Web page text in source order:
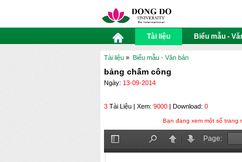
Tài liệu Biểu mẫu -
Tài liệu » Biểu mẫu - Văn bản
bảng chấm công
Ngày: 13-09-2014
3 Tài Liệu | Xem: 9000 | Download: 0
Bạn đang xem một số trang
Toggle
Sidebar
Find PreviousNext
Page: